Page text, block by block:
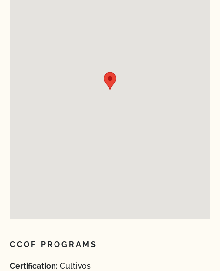
CCOF PROGRAMS
Certification: Cultivos